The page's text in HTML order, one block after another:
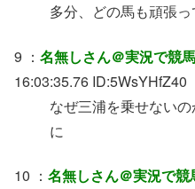
多分、どの馬も頑張
9 ： 名無しさん＠実況で競
16:03:35.76 ID:5WsYHfZ40
なぜ三浦を乗せない
に
10 ： 名無しさん＠実況で競